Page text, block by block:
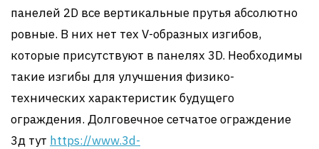
панелей 2D все вертикальные прутья абсолютно
ровные. В них нет тех V-образных изгибов,
которые присутствуют в панелях 3D. Необходимы
такие изгибы для улучшения физико-
технических характеристик будущего
ограждения. Долговечное сетчатое ограждение
3д тут https://www.3d-